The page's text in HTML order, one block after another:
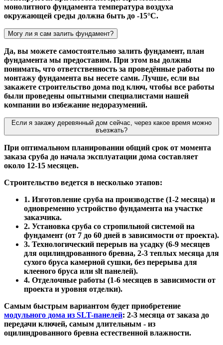
монолитного фундамента температура воздуха
окружающей среды должна быть до -15°С.
Могу ли я сам залить фундамент?
Да, вы можете самостоятельно залить фундамент, план
фундамента мы предоставим. При этом вы должны
понимать, что ответственность за проведённые работы по
монтажу фундамента вы несете сами. Лучше, если вы
закажете строительство дома под ключ, чтобы все работы
были проведены опытными специалистами нашей
компании во избежание недоразумений.
Если я закажу деревянный дом сейчас, через какое время можно
въезжать?
При оптимальном планировании общий срок от момента
заказа сруба до начала эксплуатации дома составляет
около 12-15 месяцев.
Строительство ведется в несколько этапов:
1. Изготовление сруба на производстве (1-2 месяца) и
одновременно устройство фундамента на участке
заказчика.
2. Установка сруба со стропильной системой на
фундамент (от 7 до 60 дней в зависимости от проекта).
3. Технологический перерыв на усадку (6-9 месяцев
для оцилиндрованного бревна, 2-3 теплых месяца для
сухого бруса камерной сушки, без перерыва для
клееного бруса или slt панелей).
4. Отделочные работы (1-6 месяцев в зависимости от
проекта и уровня отделки).
Самым быстрым вариантом будет приобретение
модульного дома из SLT-панелей: 2-3 месяца от заказа до
передачи ключей, самым длительным - из
оцилиндрованного бревна естественной влажности.